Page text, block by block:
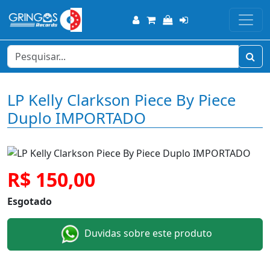
LP Kelly Clarkson Piece By Piece
Duplo IMPORTADO
R$ 150,00
Esgotado
Duvidas sobre este produto